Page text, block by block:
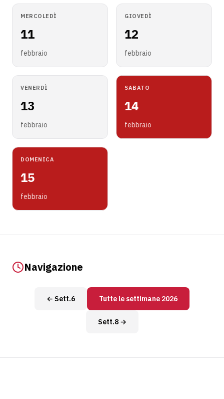
MERCOLEDÌ
11
febbraio
GIOVEDÌ
12
febbraio
VENERDÌ
13
febbraio
SABATO
14
febbraio
DOMENICA
15
febbraio
Navigazione
← Sett.6 Tutte le settimane 2026
Sett.8 →